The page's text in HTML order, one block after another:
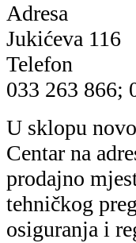
Adresa
Jukićeva 116
Telefon
033 263 866;
U sklopu
Centar na
prodajno
tehničkog
osiguranja i